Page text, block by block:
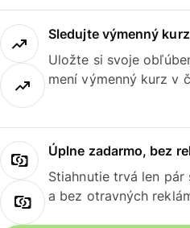
Sledujte výmenný
Uložte si svoje
mení výmenný kurz v
Úplne zadarmo, bez
Stiahnutie trvá len pár
a bez otravných